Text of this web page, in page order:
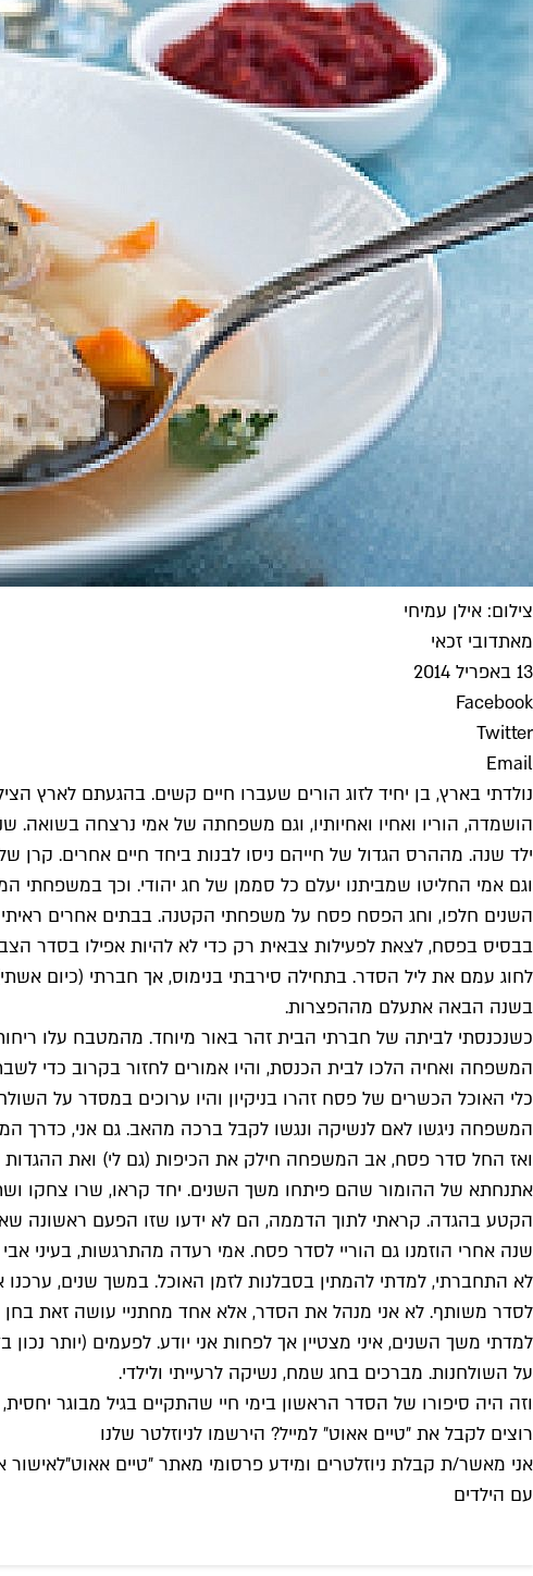
צילום: אילן עמיחי
מאתדובי זכאי
13 באפריל 2014
Facebook
Twitter
Email
נולדתי בארץ, בן יחיד לזוג הורים שעברו חיים קשים. בהגעתם
הושמדה, הוריו ואחיו ואחיותיו, וגם משפחתה של אמי נרצחה בשואה.
ילד שנה. מההרס הגדול של חייהם ניסו לבנות ביחד חיים אחרים.
וגם אמי החליטו שמביתנו יעלם כל סממן של חג יהודי. וכך במשפחתי
השנים חלפו, וחג הפסח פסח על משפחתי הקטנה. בבתים אחרים
בבסיס בפסח, לצאת לפעילות צבאית רק כדי לא להיות אפילו בסדר
לחוג עמם את ליל הסדר. בתחילה סירבתי בנימוס, אך חברתי (כיום
בשנה הבאה אתעלם מההפצרות.
כשנכנסתי לביתה של חברתי הבית זהר באור מיוחד. מהמטבח עלו
המשפחה ואחיה הלכו לבית הכנסת, והיו אמורים לחזור בקרוב כדי
כלי האוכל הכשרים של פסח זהרו בניקיון והיו ערוכים במסדר על
המשפחה ניגשו לאם לנשיקה ונגשו לקבל ברכה מהאב. גם אני, כדרך
ואז החל סדר פסח, אב המשפחה חילק את הכיפות (גם לי) ואת ההגדות
אתנחתא של ההומור שהם פיתחו משך השנים. יחד קראו, שרו צחקו
הקטע בהגדה. קראתי לתוך הדממה, הם לא ידעו שזו הפעם ראשונה
שנה אחרי הוזמנו גם הוריי לסדר פסח. אמי רעדה מהתרגשות, בעיני
לא התחברתי, למדתי להמתין בסבלנות לזמן האוכל. במשך שנים, ערכנו
לסדר משותף. לא אני מנהל את הסדר, אלא אחד מחתניי עושה זאת בחן
למדתי משך השנים, איני מצטיין אך לפחות אני יודע. לפעמים (יותר
על השולחנות. מברכים בחג שמח, נשיקה לרעייתי ולילדי.
וזה היה סיפורו של הסדר הראשון בימי חיי שהתקיים בגיל מבוגר
רוצים לקבל את ״טיים אאוט״ למייל? הירשמו לניוזלטר שלנו
אני מאשר/ת קבלת ניוזלטרים ומידע פרסומי מאתר ״טיים אאוט״לאישור
עם הילדים